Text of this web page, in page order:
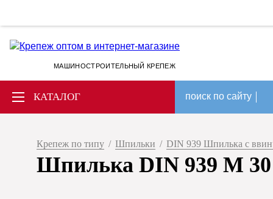
МАШИНОСТРОИТЕЛЬНЫЙ КРЕПЕЖ
КАТАЛОГ поиск по сайту
Крепеж по типу / Шпильки / DIN 939 Шпилька с
Шпилька DIN 939 M 30